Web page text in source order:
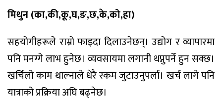
मिथुन (का,की,कू,घ,ङ,छ,के,को,हा)
सहयोगीहरूले राम्रो फाइदा दिलाउनेछन्। उद्योग र व्यापारमा
पनि मनग्गे लाभ हुनेछ। व्यवसायमा लगानी थप्नुपर्ने हुन सक्छ।
खर्चिलो काम थाल्नाले धेरै रकम जुटाउनुपर्ला। खर्च लागे पनि
यात्राको प्रक्रिया अघि बढ्नेछ।